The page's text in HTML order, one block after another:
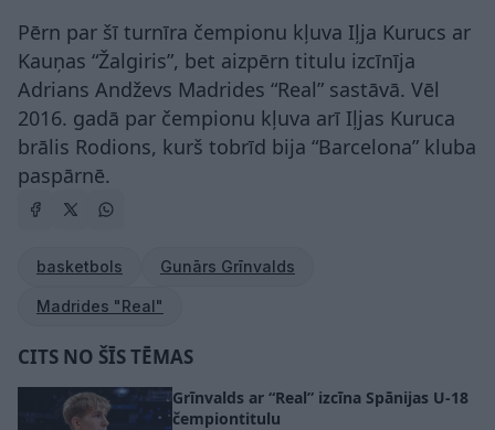
Pērn par šī turnīra čempionu kļuva Iļja Kurucs ar
Kauņas “Žalgiris”, bet aizpērn titulu izcīnīja
Adrians Andževs Madrides “Real” sastāvā. Vēl
2016. gadā par čempionu kļuva arī Iļjas Kuruca
brālis Rodions, kurš tobrīd bija “Barcelona” kluba
paspārnē.
basketbols Gunārs Grīnvalds
Madrides "Real"
CITS NO ŠĪS TĒMAS
Grīnvalds ar “Real” izcīna Spānijas U-18
čempiontitulu